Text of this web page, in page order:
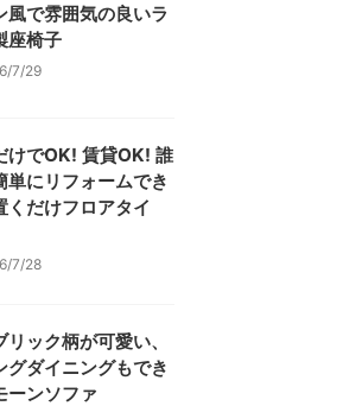
風で雰囲気の良いラ
座椅子
7/29
けでOK! 賃貸OK! 誰
単にリフォームでき
くだけフロアタイ
7/28
リック柄が可愛い、
グダイニングもでき
ーンソファ